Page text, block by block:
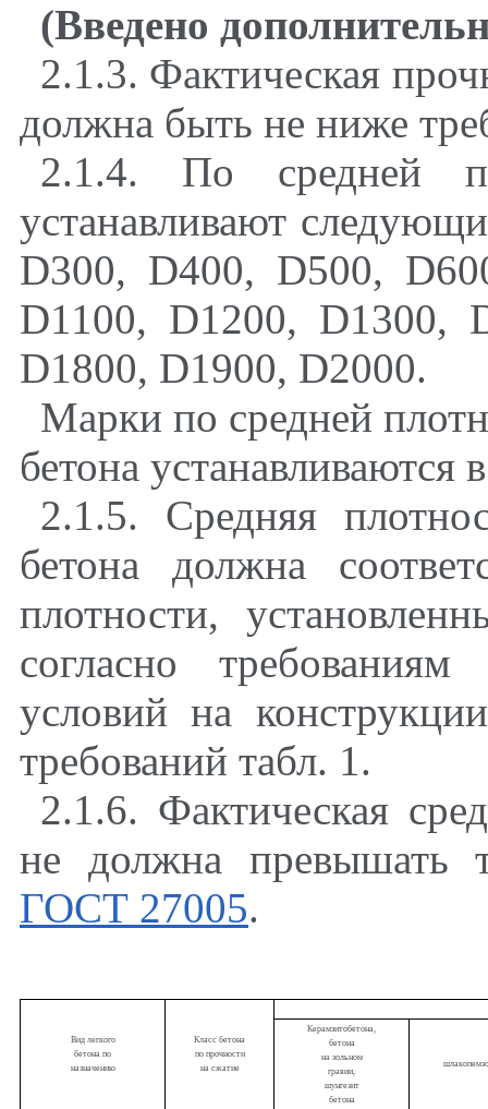
(Введено
2.1.3. Фактическая
должна быть не ниже
2.1.4. По средней
устанавливают
D300, D400, D500,
D1100, D1200, D1300,
D1800, D1900, D2000.
Марки по средней
бетона устанавливаются
2.1.5. Средняя
бетона должна
плотности,
согласно
условий на
требований табл. 1.
2.1.6. Фактическая
не должна превышать
ГОСТ 27005.
Вид легкого
бетона по
назначению
Класс бетона
по прочности
на сжатие
Керамзитобетона,
бетона
на зольном
гравии,
шунгезит
бетона